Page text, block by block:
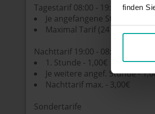
finden
Tagestarif 08:00 - 19:00
Je angefangene Studen - 1,50€
Maximal Tarif (24 Std.) - 12,00€
Nachttarif 19:00 - 08:00
1. Stunde - 1,00€
Je weitere angef. Stunde -
Nachttarif max. - 3,00€
Sondertarife